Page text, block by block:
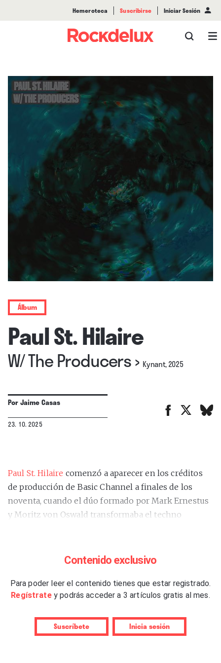
Hemeroteca Suscribirse Iniciar Sesión
Álbum
Paul St. Hilaire
W/ The Producers› Kynant, 2025
PorJaime Casas
23. 10. 2025
Paul St. Hilaire comenzó a aparecer en los créditos
de producción de Basic Channel a finales de los
noventa, cuando el dúo formado por Mark Ernestus
y Moritz von Oswald transformaba el techno
afincado en Berlín desde 1994, St. Hilaire aportó una
introdujo una nueva presencia vocal: dejó de ser
narrador o solista para convertirse en textura. No era
como un instrumento más, una vibración que
respiraba entre los ecos, un hilo sonoro que parecía
Contenido exclusivo
Para poder leer el contenido tienes que estar registrado.
Regístrate y podrás acceder a 3 artículos gratis al mes.
Suscríbete Inicia sesión